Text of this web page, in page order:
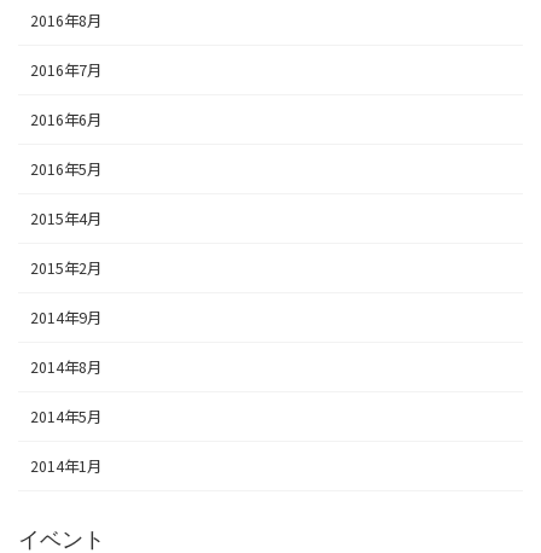
2016年8月
2016年7月
2016年6月
2016年5月
2015年4月
2015年2月
2014年9月
2014年8月
2014年5月
2014年1月
イベント